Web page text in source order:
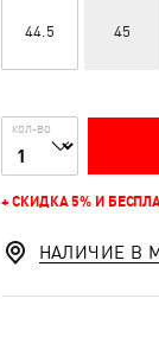
44.5 45
КОЛ-ВО
+ СКИДКА 5% И
НАЛИЧИЕ В